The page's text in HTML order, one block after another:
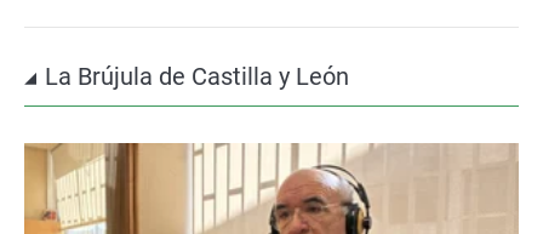
La Brújula de Castilla y León